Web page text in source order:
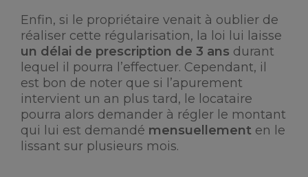
Enfin, si le propriétaire venait à oublier de
réaliser cette régularisation, la loi lui laisse
un délai de prescription de 3 ans durant
lequel il pourra l’effectuer. Cependant, il
est bon de noter que si l’apurement
intervient un an plus tard, le locataire
pourra alors demander à régler le montant
qui lui est demandé mensuellement en le
lissant sur plusieurs mois.